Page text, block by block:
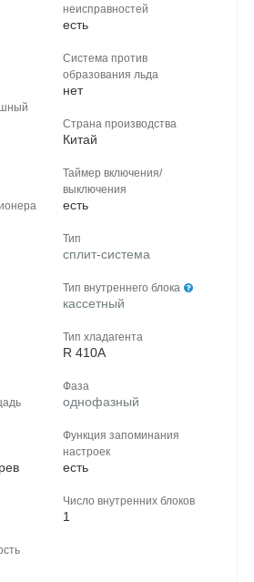
неисправностей
есть
Система против
образования льда
нет
Страна производcтва
Китай
Таймер включения/
выключения
есть
Тип
сплит-система
Тип внутреннего блока
кассетный
Тип хладагента
R 410A
Фаза
однофазный
Функция запоминания
настроек
есть
Число внутренних блоков
1